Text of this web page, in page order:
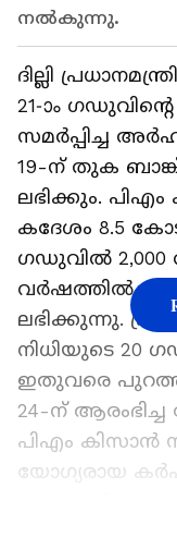
നൽകുന്നു.
ദില്ലി
21-ാം
സമർപ്പിച്ച
19-ന് തുക
ലഭിക്കും.
കദേശം 8.5
ഗഡുവിൽ
വർഷത്തിൽ
ലഭിക്കുന്നു.
നിധിയുടെ 20
ഇതുവരെ
24-ന് ആരംഭിച്ച
പിഎം കിസാൻ
യോഗ്യരായ